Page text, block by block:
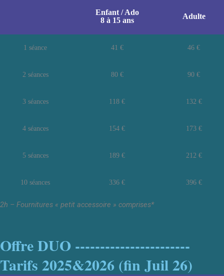
Enfant / Ado
8 à 15 ans
Adulte
1 séance 41 € 46 €
2 séances 80 € 90 €
3 séances 118 € 132 €
4 séances 154 € 173 €
5 séances 189 € 212 €
10 séances 336 € 396 €
2h – Fournitures « petit accessoire » comprises*
Offre DUO -----------------------
Tarifs 2025&2026 (fin Juil 26)